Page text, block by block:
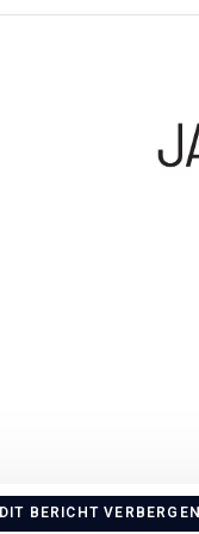
DIT BERICHT VERBERGEN